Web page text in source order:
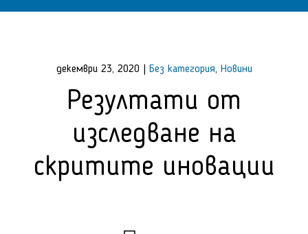
декември 23, 2020 Без категория, Новини
Резултати от
изследване на
скритите иновации